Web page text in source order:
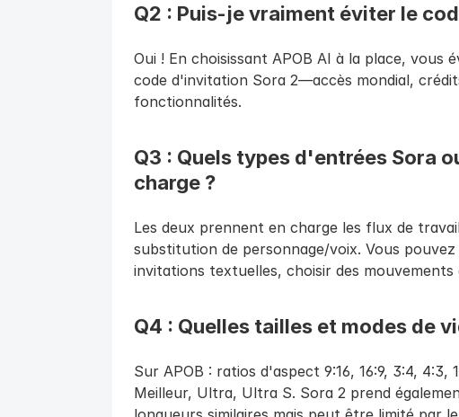
Q2 : Puis-je vraiment éviter le
Oui ! En choisissant APOB AI à la place, vous
code d'invitation Sora 2—accès mondial,
fonctionnalités.
Q3 : Quels types d'entrées Sora
charge ?
Les deux prennent en charge les flux de
substitution de personnage/voix. Vous
invitations textuelles, choisir des mouvements
Q4 : Quelles tailles et modes de
Sur APOB : ratios d'aspect 9:16, 16:9, 3:4, 4:3,
Meilleur, Ultra, Ultra S. Sora 2 prend